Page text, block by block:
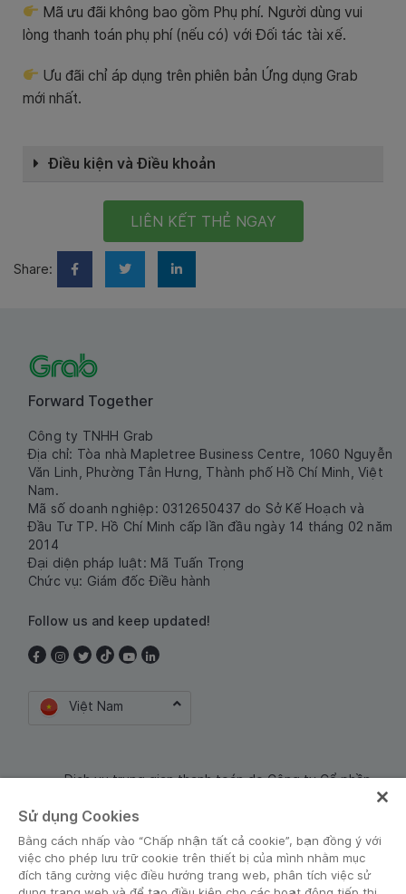
Mã ưu đãi không bao gồm Phụ phí. Người dùng vui
lòng thanh toán phụ phí (nếu có) với Đối tác tài xế.
Ưu đãi chỉ áp dụng trên phiên bản Ứng dụng Grab
mới nhất.
Điều kiện và Điều khoản
LIÊN KẾT THẺ NGAY
Share:
Forward Together
Công ty TNHH Grab
Địa chỉ: Tòa nhà Mapletree Business Centre, 1060 Nguyễn
Văn Linh, Phường Tân Hưng, Thành phố Hồ Chí Minh, Việt
Nam.
Mã số doanh nghiệp: 0312650437 do Sở Kế Hoạch và
Đầu Tư TP. Hồ Chí Minh cấp lần đầu ngày 14 tháng 02 năm
2014
Đại diện pháp luật: Mã Tuấn Trọng
Chức vụ: Giám đốc Điều hành
Follow us and keep updated!
Việt Nam
Dịch vụ trung gian thanh toán do Công ty Cổ phần
Sử dụng Cookies
Bằng cách nhấp vào “Chấp nhận tất cả cookie”, bạn đồng ý với
việc cho phép lưu trữ cookie trên thiết bị của mình nhằm mục
đích tăng cường việc điều hướng trang web, phân tích việc sử